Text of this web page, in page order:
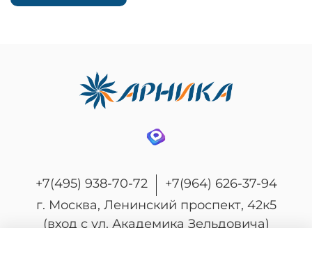
+7(495) 938-70-72
+7(964) 626-37-94
г. Москва, Ленинский проспект, 42к5
(вход с ул. Академика Зельдовича)